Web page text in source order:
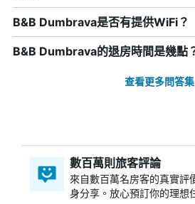
B&B Dumbrava是否有提供WiFi？
B&B Dumbrava的退房時間是幾點
查看更多問答集
數百萬則旅客評論
來自數百萬名房客的真實評
身分享。放心預訂你的理想